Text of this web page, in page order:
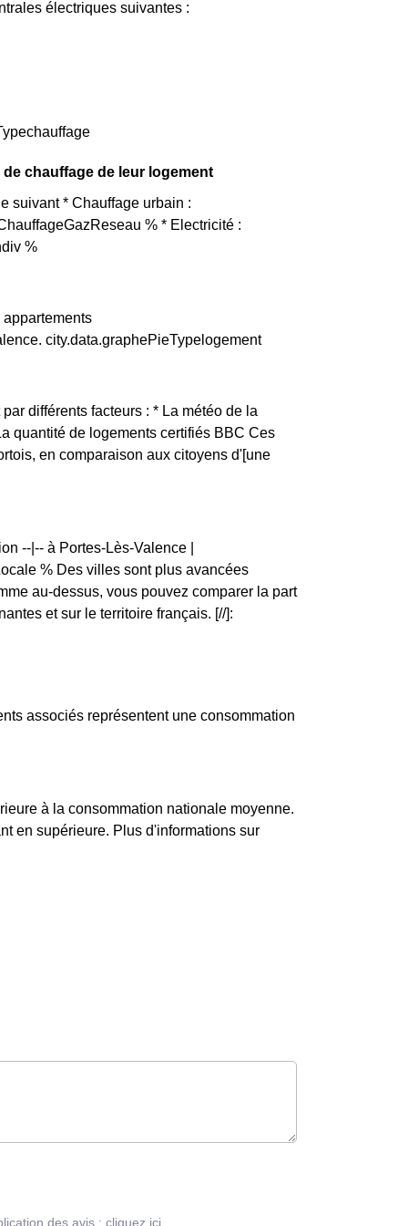
électriques suivantes :
chauffage de leur logement
suivant * Chauffage urbain :
% * Electricité :
%
city.data.graphePieTypelogement
différents facteurs : * La météo de la
quantité de logements certifiés BBC Ces
en comparaison aux citoyens d'[une
--|-- à Portes-Lès-Valence |
% Des villes sont plus avancées
au-dessus, vous pouvez comparer la part
et sur le territoire français. [//]:
associés représentent une consommation
à la consommation nationale moyenne.
en supérieure. Plus d'informations sur
des avis : cliquez ici